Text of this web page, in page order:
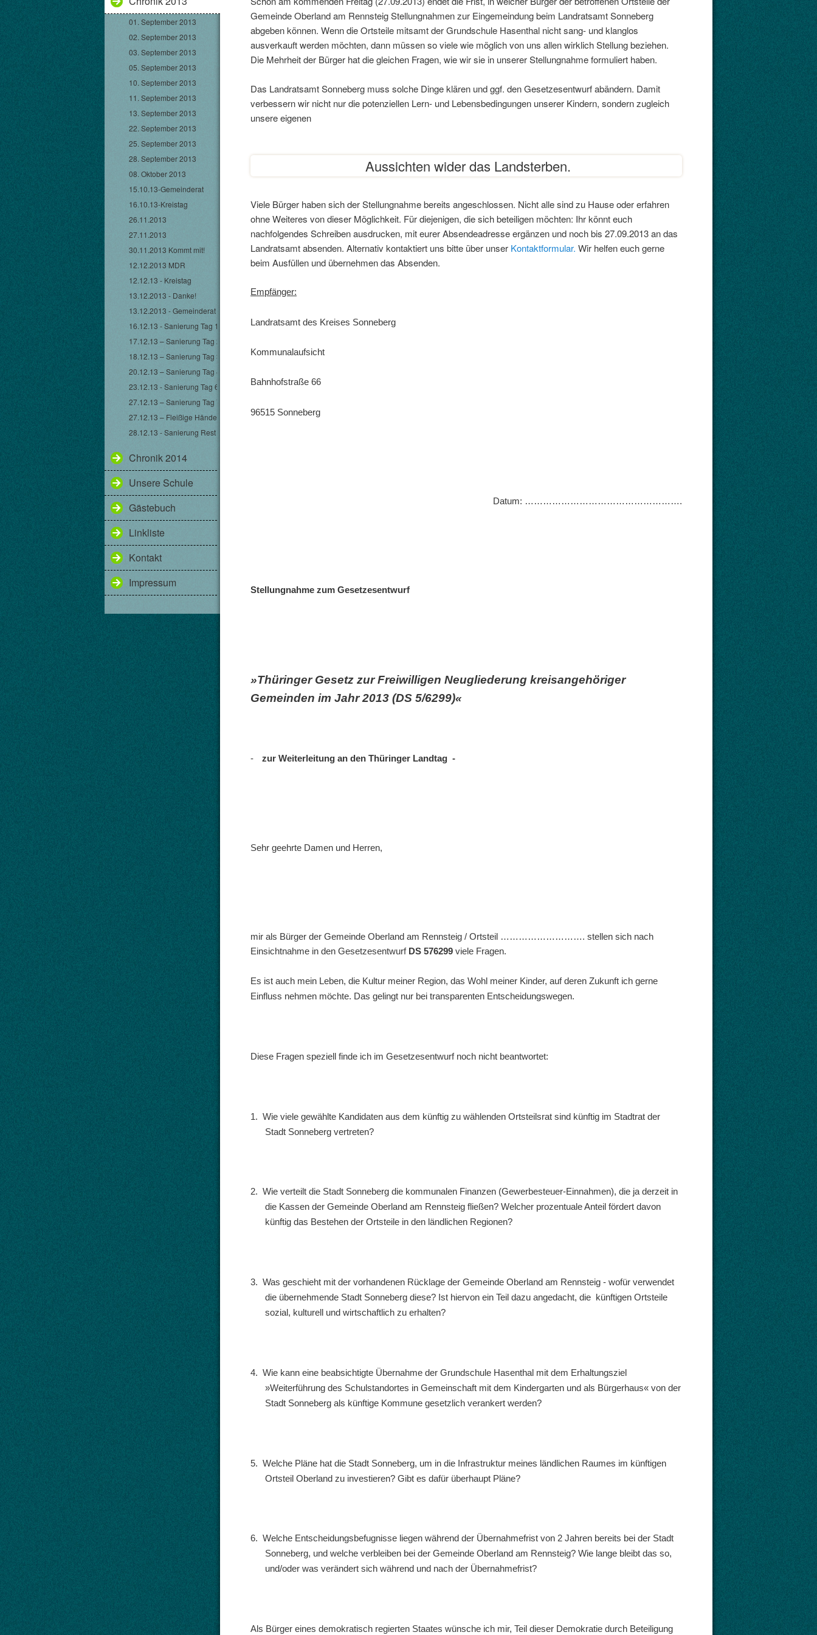
01. September 2013
02. September 2013
03. September 2013
05. September 2013
10. September 2013
11. September 2013
13. September 2013
22. September 2013
25. September 2013
28. September 2013
08. Oktober 2013
15.10.13-Gemeinderat
16.10.13-Kreistag
26.11.2013
27.11.2013
30.11.2013 Kommt mit!
12.12.2013 MDR
12.12.13 - Kreistag
13.12.2013 - Danke!
13.12.2013 - Gemeinderat
16.12.13 - Sanierung Tag 1
17.12.13 – Sanierung Tag 2
18.12.13 – Sanierung Tag 3
20.12.13 – Sanierung Tag 4 & 5
23.12.13 - Sanierung Tag 6
27.12.13 – Sanierung Tag 7
27.12.13 – Fleißige Hände
28.12.13 - Sanierung Rest
Chronik 2014
Unsere Schule
Gästebuch
Linkliste
Kontakt
Impressum
Gemeinde Oberland am Rennsteig Stellungnahmen zur Eingemeindung beim Landratsamt Sonneberg
abgeben können. Wenn die Ortsteile mitsamt der Grundschule Hasenthal nicht sang- und klanglos
ausverkauft werden möchten, dann müssen so viele wie möglich von uns allen wirklich Stellung beziehen.
Die Mehrheit der Bürger hat die gleichen Fragen, wie wir sie in unserer Stellungnahme formuliert haben.
Das Landratsamt Sonneberg muss solche Dinge klären und ggf. den Gesetzesentwurf abändern. Damit
verbessern wir nicht nur die potenziellen Lern- und Lebensbedingungen unserer Kindern, sondern zugleich
unsere eigenen
Aussichten wider das Landsterben.
Viele Bürger haben sich der Stellungnahme bereits angeschlossen. Nicht alle sind zu Hause oder erfahren
ohne Weiteres von dieser Möglichkeit. Für diejenigen, die sich beteiligen möchten: Ihr könnt euch
nachfolgendes Schreiben ausdrucken, mit eurer Absendeadresse ergänzen und noch bis 27.09.2013 an das
Landratsamt absenden. Alternativ kontaktiert uns bitte über unser Kontaktformular. Wir helfen euch gerne
beim Ausfüllen und übernehmen das Absenden.
Empfänger:
Landratsamt des Kreises Sonneberg
Kommunalaufsicht
Bahnhofstraße 66
96515 Sonneberg
Datum: …………………………………………….
Stellungnahme zum Gesetzesentwurf
»Thüringer Gesetz zur Freiwilligen Neugliederung kreisangehöriger
Gemeinden im Jahr 2013 (DS 5/6299)«
- zur Weiterleitung an den Thüringer Landtag -
Sehr geehrte Damen und Herren,
mir als Bürger der Gemeinde Oberland am Rennsteig / Ortsteil ………………………. stellen sich nach
Einsichtnahme in den Gesetzesentwurf DS 576299 viele Fragen.
Es ist auch mein Leben, die Kultur meiner Region, das Wohl meiner Kinder, auf deren Zukunft ich gerne
Einfluss nehmen möchte. Das gelingt nur bei transparenten Entscheidungswegen.
Diese Fragen speziell finde ich im Gesetzesentwurf noch nicht beantwortet:
1. Wie viele gewählte Kandidaten aus dem künftig zu wählenden Ortsteilsrat sind künftig im Stadtrat der
Stadt Sonneberg vertreten?
2. Wie verteilt die Stadt Sonneberg die kommunalen Finanzen (Gewerbesteuer-Einnahmen), die ja derzeit in
die Kassen der Gemeinde Oberland am Rennsteig fließen? Welcher prozentuale Anteil fördert davon
künftig das Bestehen der Ortsteile in den ländlichen Regionen?
3. Was geschieht mit der vorhandenen Rücklage der Gemeinde Oberland am Rennsteig - wofür verwendet
die übernehmende Stadt Sonneberg diese? Ist hiervon ein Teil dazu angedacht, die künftigen Ortsteile
sozial, kulturell und wirtschaftlich zu erhalten?
4. Wie kann eine beabsichtigte Übernahme der Grundschule Hasenthal mit dem Erhaltungsziel
»Weiterführung des Schulstandortes in Gemeinschaft mit dem Kindergarten und als Bürgerhaus« von der
Stadt Sonneberg als künftige Kommune gesetzlich verankert werden?
5. Welche Pläne hat die Stadt Sonneberg, um in die Infrastruktur meines ländlichen Raumes im künftigen
Ortsteil Oberland zu investieren? Gibt es dafür überhaupt Pläne?
6. Welche Entscheidungsbefugnisse liegen während der Übernahmefrist von 2 Jahren bereits bei der Stadt
Sonneberg, und welche verbleiben bei der Gemeinde Oberland am Rennsteig? Wie lange bleibt das so,
und/oder was verändert sich während und nach der Übernahmefrist?
Als Bürger eines demokratisch regierten Staates wünsche ich mir, Teil dieser Demokratie durch Beteiligung